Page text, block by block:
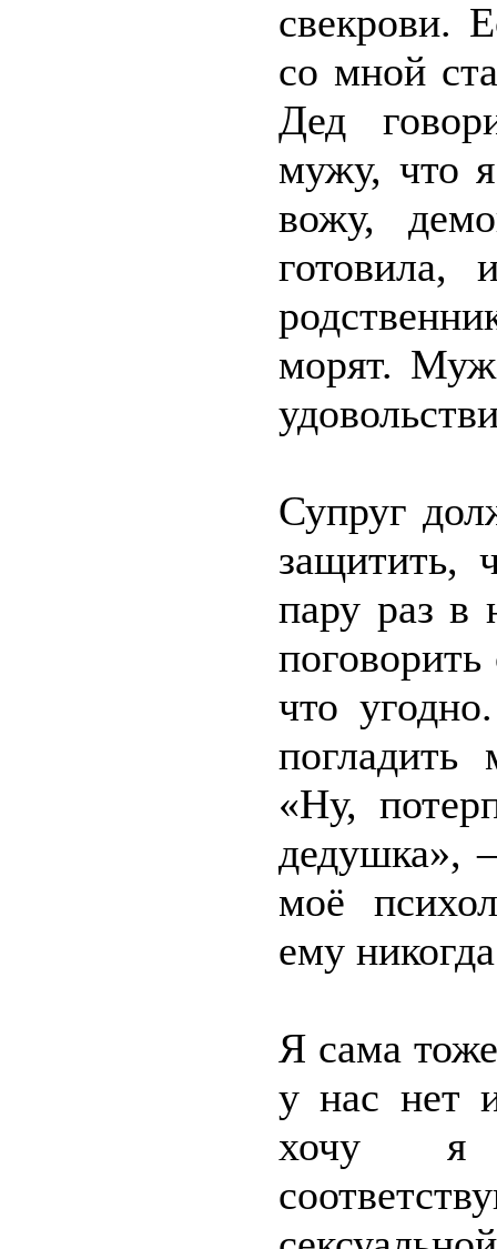
свекрови.
со мной
Дед
мужу, что
вожу,
готовила,
морят. Муж
Супруг
защитить,
пару раз в
что
погладить
«Ну,
дедушка»,
моё
ему
Я сама
у нас нет
хочу я